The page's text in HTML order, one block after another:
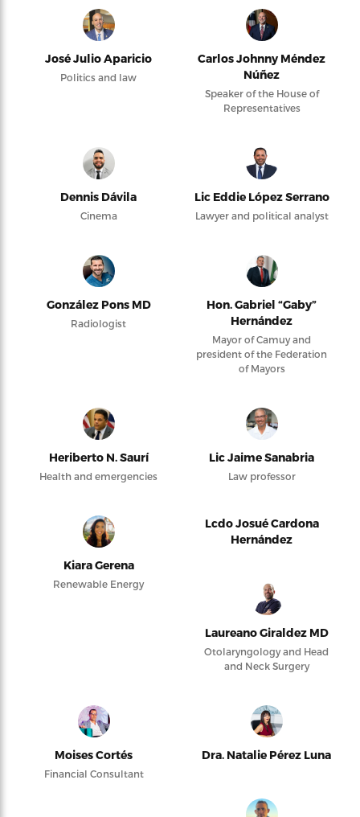
José Julio Aparicio
Politics and law
Carlos Johnny Méndez
Núñez
Speaker of the House of
Representatives
Dennis Dávila
Cinema
Lic Eddie López Serrano
Lawyer and political analyst
González Pons MD
Radiologist
Hon. Gabriel “Gaby”
Hernández
Mayor of Camuy and
president of the Federation
of Mayors
Heriberto N. Saurí
Health and emergencies
Lic Jaime Sanabria
Law professor
Kiara Gerena
Renewable Energy
Lcdo Josué Cardona
Hernández
Laureano Giraldez MD
Otolaryngology and Head
and Neck Surgery
Moises Cortés
Financial Consultant
Dra. Natalie Pérez Luna